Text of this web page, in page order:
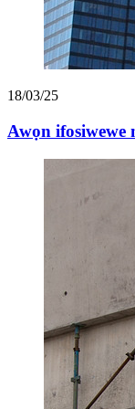
18/03/25
Awọn ifosiwewe